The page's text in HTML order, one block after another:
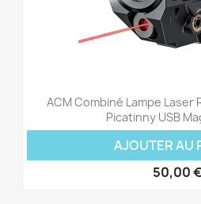
ACM Combiné Lampe Laser
Picatinny USB
AJOUTER AU
50,00 €